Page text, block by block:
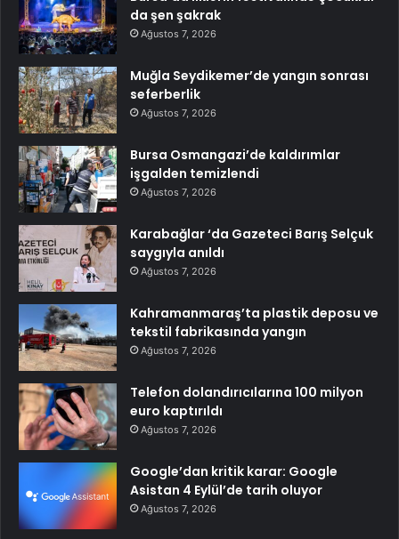
da şen şakrak
Ağustos 7, 2026
Muğla Seydikemer’de yangın sonrası
seferberlik
Ağustos 7, 2026
Bursa Osmangazi’de kaldırımlar
işgalden temizlendi
Ağustos 7, 2026
Karabağlar ‘da Gazeteci Barış Selçuk
saygıyla anıldı
Ağustos 7, 2026
Kahramanmaraş’ta plastik deposu ve
tekstil fabrikasında yangın
Ağustos 7, 2026
Telefon dolandırıcılarına 100 milyon
euro kaptırıldı
Ağustos 7, 2026
Google’dan kritik karar: Google
Asistan 4 Eylül’de tarih oluyor
Ağustos 7, 2026